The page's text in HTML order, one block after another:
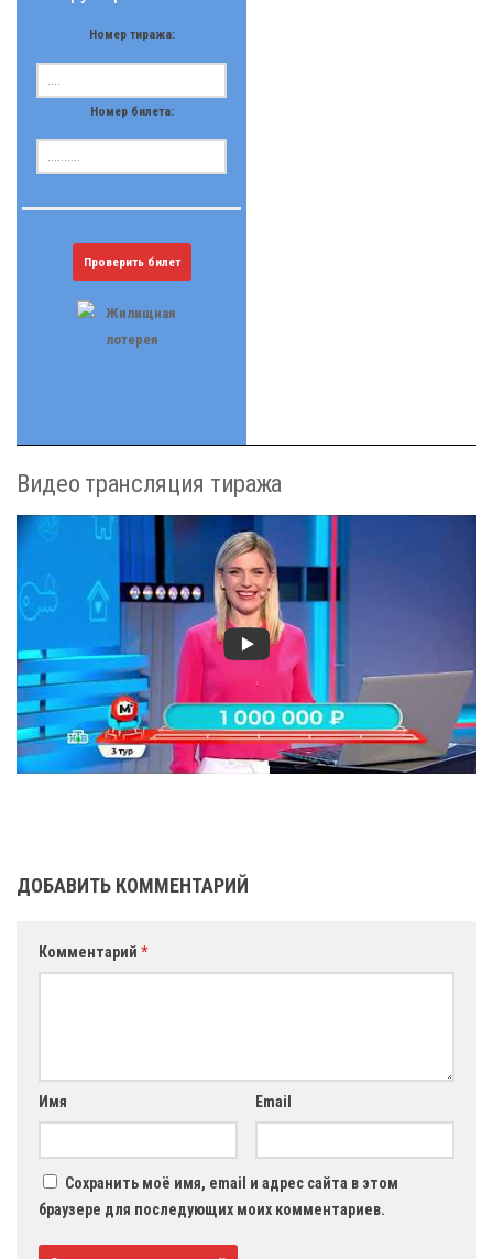
Номер тиража:
Номер билета:
Проверить билет
Видео трансляция тиража
ДОБАВИТЬ КОММЕНТАРИЙ
Комментарий *
Имя Email
Сохранить моё имя, email и адрес сайта в этом
браузере для последующих моих комментариев.